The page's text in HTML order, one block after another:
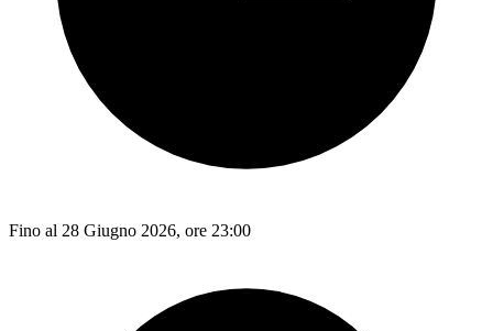
Fino al 28 Giugno 2026, ore 23:00